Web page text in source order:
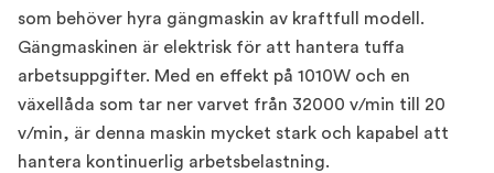
som behöver hyra gängmaskin av kraftfull modell.
Gängmaskinen är elektrisk för att hantera tuffa
arbetsuppgifter. Med en effekt på 1010W och en
växellåda som tar ner varvet från 32000 v/min till 20
v/min, är denna maskin mycket stark och kapabel att
hantera kontinuerlig arbetsbelastning.